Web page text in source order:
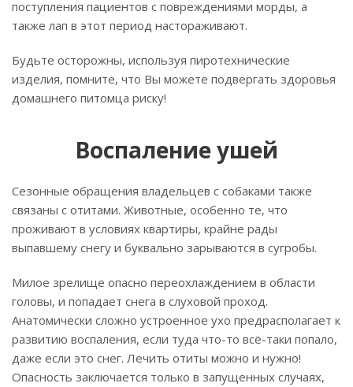
поступления пациентов с повреждениями морды, а
также лап в этот период настораживают.
Будьте осторожны, используя пиротехнические
изделия, помните, что Вы можете подвергать здоровья
домашнего питомца риску!
Воспаление ушей
Сезонные обращения владельцев с собаками также
связаны с отитами. Животные, особенно те, что
проживают в условиях квартиры, крайне рады
выпавшему снегу и буквально зарываются в сугробы.
Милое зрелище опасно переохлаждением в области
головы, и попадает снега в слуховой проход.
Анатомически сложно устроенное ухо предрасполагает к
развитию воспаления, если туда что-то всё-таки попало,
даже если это снег. Лечить отиты можно и нужно!
Опасность заключается только в запущенных случаях,